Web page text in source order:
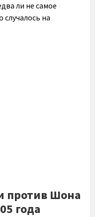
ли не самое
на
против Шона
года